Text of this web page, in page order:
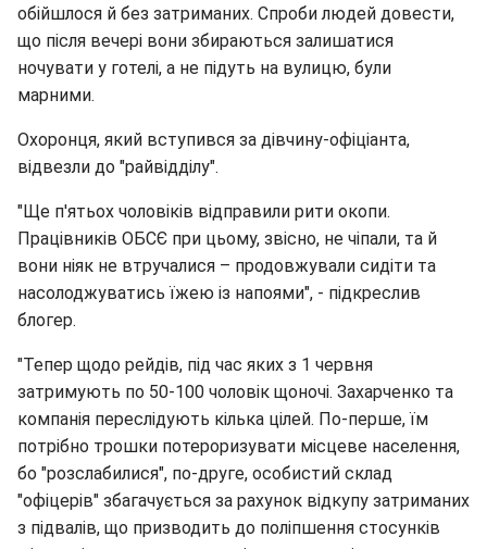
обійшлося й без затриманих. Спроби людей довести,
що після вечері вони збираються залишатися
ночувати у готелі, а не підуть на вулицю, були
марними.
Охоронця, який вступився за дівчину-офіціанта,
відвезли до "райвідділу".
"Ще п'ятьох чоловіків відправили рити окопи.
Працівників ОБСЄ при цьому, звісно, не чіпали, та й
вони ніяк не втручалися – продовжували сидіти та
насолоджуватись їжею із напоями", - підкреслив
блогер.
"Тепер щодо рейдів, під час яких з 1 червня
затримують по 50-100 чоловік щоночі. Захарченко та
компанія переслідують кілька цілей. По-перше, їм
потрібно трошки потероризувати місцеве населення,
бо "розслабилися", по-друге, особистий склад
"офіцерів" збагачується за рахунок відкупу затриманих
з підвалів, що призводить до поліпшення стосунків